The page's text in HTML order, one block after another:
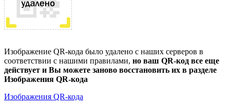
Изображение QR-кода было удалено с наших серверов в
соответствии с нашими правилами, но ваш QR-код все еще
действует и Вы можете заново восстановить их в разделе
Изображения QR-кода
Изображения QR-кода